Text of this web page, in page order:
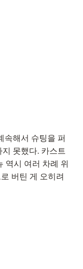
속해서 슈팅을 퍼
못했다. 카스트
역시 여러 차례 위
버틴 게 오히려